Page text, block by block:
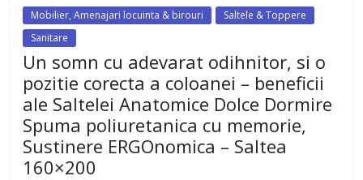
Mobilier, Amenajari locuinta & birouri
Saltele & Toppere
Sanitare
Un somn cu adevarat odihnitor, si o
pozitie corecta a coloanei – beneficii
ale Saltelei Anatomice Dolce Dormire
Spuma poliuretanica cu memorie,
Sustinere ERGOnomica – Saltea
160×200